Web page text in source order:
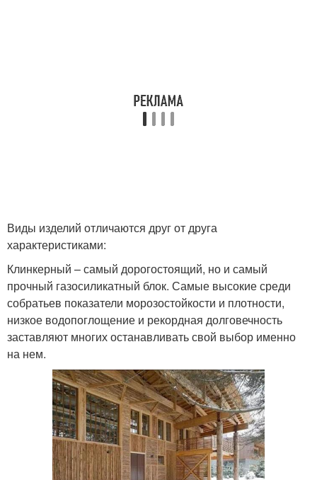
Виды изделий отличаются друг от друга
характеристиками:
Клинкерный – самый дорогостоящий, но и самый
прочный газосиликатный блок. Самые высокие среди
собратьев показатели морозостойкости и плотности,
низкое водопоглощение и рекордная долговечность
заставляют многих останавливать свой выбор именно
на нем.